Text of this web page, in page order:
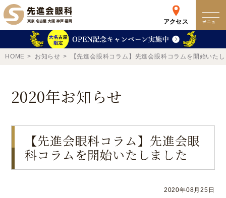
アクセス メニュー
0120-049-113
受付時間 10:00-19:00
クリニック
東京 新宿 名古屋
Web予約
HOME お知らせ 【先進会眼科コラム】先進会眼科コラムを開始いた
2020年お知らせ
【先進会眼科コラム】先進会眼
科コラムを開始いたしました
2020年08月25日